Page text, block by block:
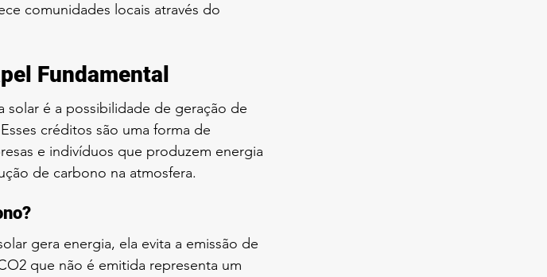
comunidades locais através do
Fundamental
solar é a possibilidade de geração de
créditos são uma forma de
e indivíduos que produzem energia
de carbono na atmosfera.
gera energia, ela evita a emissão de
que não é emitida representa um